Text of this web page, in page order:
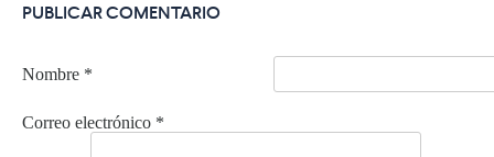
PUBLICAR COMENTARIO
Nombre *
Correo electrónico *